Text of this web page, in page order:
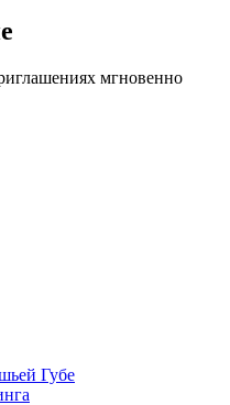
мгновенно
Губе